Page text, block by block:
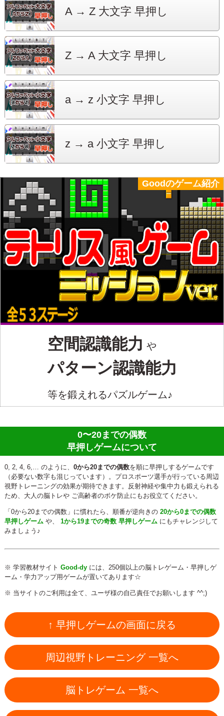
A → Z 大文字 早押し
Z → A 大文字 早押し
a → z 小文字 早押し
z → a 小文字 早押し
空間認識能力 や
パターン認識能力
等を鍛えれるパズルゲーム♪
Goodのゲーム紹介
0〜20までの偶数
早押しゲームについて
0, 2, 4, 6,… のように、 0から20までの偶数を順に早押しするゲームです
（必要ない数字も混じっています）。プロスポーツ選手が行っている周辺
視野トレーニングの効果が期待できます。反射神経や集中力も鍛えられる
ため、大人の脳トレや ご高齢者のボケ防止にもお役立てください。
「0から20までの偶数」に慣れたら、順番が逆向きの 20から0までの偶数
早押しゲーム や、 1から19までの奇数 早押しゲーム にもチャレンジして
みましょう♪
※ 学習教材サイト Good-dyには、250個以上の脳トレゲーム・早押しゲ
ーム・学力アップ用ゲームが置いてあります☆
※ 当サイトのご利用は全て、ユーザ様の自己責任でお願いします ^^;)
↑ 早押しゲームの画面に戻る
周辺視野トレーニング 一覧へ
脳トレゲーム 一覧へ